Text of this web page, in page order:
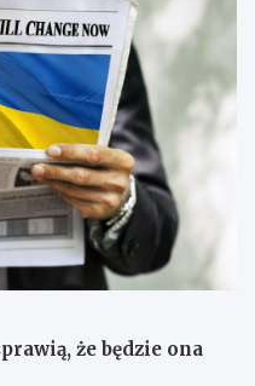
że będzie ona